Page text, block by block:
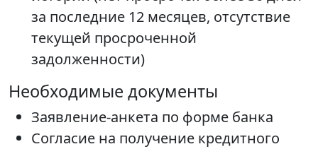
за последние 12 месяцев, отсутствие
текущей просроченной
задолженности)
Необходимые документы
Заявление-анкета по форме банка
Согласие на получение кредитного